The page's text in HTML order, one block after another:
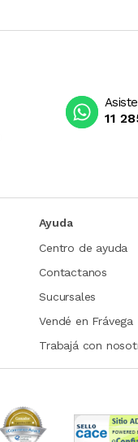
11
Ayuda
Centro de ayuda
Contactanos
Sucursales
Vendé en Frávega
Trabajá con